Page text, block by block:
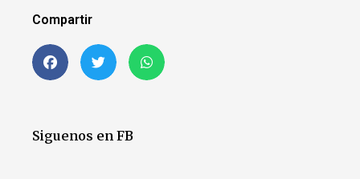
Compartir
Siguenos en FB